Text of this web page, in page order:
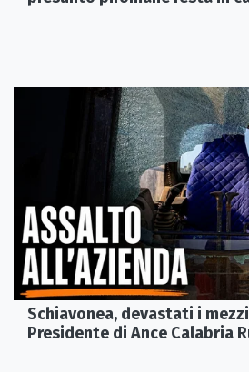
Schiavonea, devastati i
Presidente di Ance Calabria